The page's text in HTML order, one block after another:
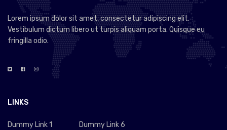
Lorem ipsum dolor sit amet, consectetur adipiscing elit.
Vestibulum dictum libero ut turpis aliquam porta. Quisque eu
fringilla odio.
LINKS
Dummy Link 1 Dummy Link 6